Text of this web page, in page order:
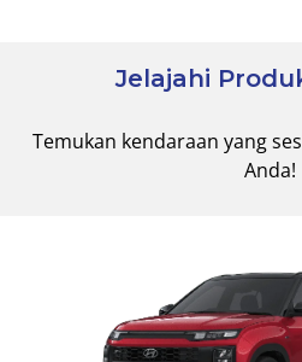
Jelajahi
Temukan kendaraan yang
Anda!